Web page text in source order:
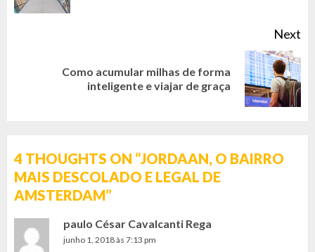
Next
Como acumular milhas de forma
inteligente e viajar de graça
4 THOUGHTS ON “JORDAAN, O BAIRRO
MAIS DESCOLADO E LEGAL DE
AMSTERDAM”
paulo César Cavalcanti Rega
junho 1, 2018 às 7:13 pm